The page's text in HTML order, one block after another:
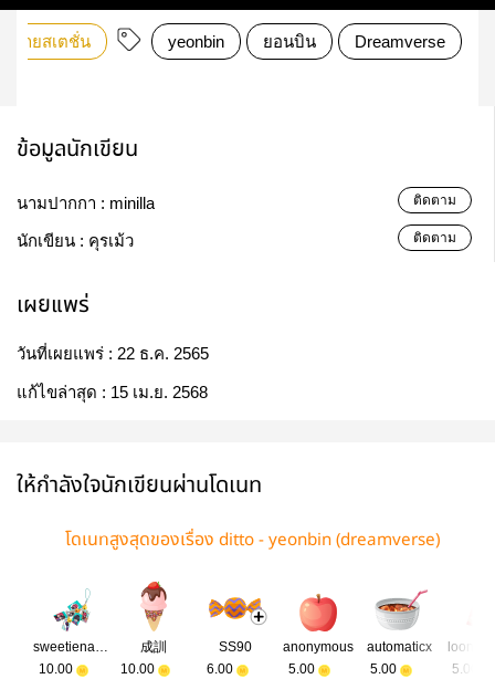
วายสเตชั่น yeonbin ยอนบิน Dreamverse
ข้อมูลนักเขียน
นามปากกา : minilla ติดตาม
นักเขียน : คุรเม้ว ติดตาม
เผยแพร่
วันที่เผยแพร่ : 22 ธ.ค. 2565
แก้ไขล่าสุด : 15 เม.ย. 2568
ให้กำลังใจนักเขียนผ่านโดเนท
โดเนทสูงสุดของเรื่อง ditto - yeonbin (dreamverse)
sweetienapas
10.00
‪成訓
10.00
SS90
6.00
anonymous
5.00
automaticx
5.00
5.00